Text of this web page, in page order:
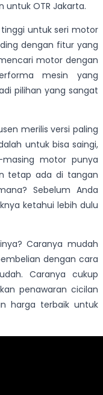
untuk OTR Jakarta.
untuk seri motor
dengan fitur yang
motor dengan
mesin yang
pilihan yang sangat
merilis versi paling
untuk bisa saingi,
motor punya
tetap ada di tangan
Sebelum Anda
ketahui lebih dulu
Caranya mudah
dengan cara
Caranya cukup
penawaran cicilan
harga terbaik untuk